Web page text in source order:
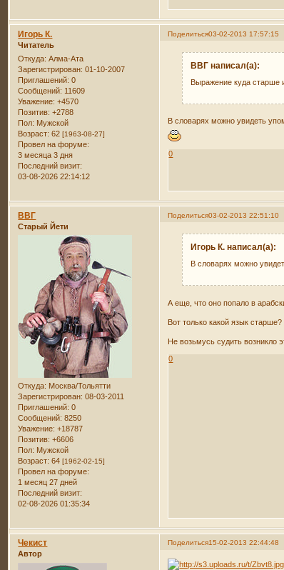
Поделиться03-02-2013 17:57:15
Игорь К.
Читатель
Откуда: Алма-Ата
Зарегистрирован: 01-10-2007
Приглашений: 0
Сообщений: 11609
Уважение: +4570
Позитив: +2788
Пол: Мужской
Возраст: 62[1963-08-27]
Провел на форуме:
3 месяца 3 дня
Последний визит:
03-08-2026 22:14:12
ВВГ написал(а):
Выражение куда старше
В словарях можно увидеть
0
Поделиться03-02-2013 22:51:10
ВВГ
Старый Йети
Откуда: Москва/Тольятти
Зарегистрирован: 08-03-2011
Приглашений: 0
Сообщений: 8250
Уважение: +18787
Позитив: +6606
Пол: Мужской
Возраст: 64[1962-02-15]
Провел на форуме:
1 месяц 27 дней
Последний визит:
02-08-2026 01:35:34
Игорь К. написал(а):
В словарях можно
А еще, что оно попало в
Вот только какой язык старше?
Не возьмусь судить возникло
0
Поделиться15-02-2013 22:44:48
Чекист
Автор